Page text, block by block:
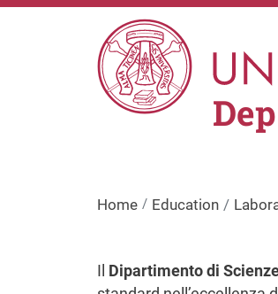
Skip to main content
Home Education
Il Dipartimento di